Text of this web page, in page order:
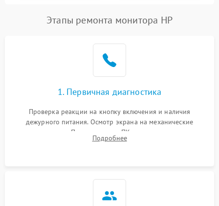
Этапы ремонта монитора HP
1. Первичная диагностика
Проверка реакции на кнопку включения и наличия
дежурного питания. Осмотр экрана на механические
повреждения. Подключение к ПК для оценки вывода
изображения, работы подсветки и выявления артефактов на
Подробнее